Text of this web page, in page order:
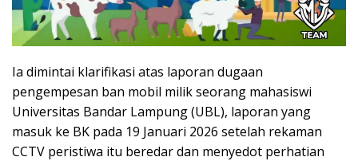
Ia dimintai klarifikasi atas laporan dugaan
pengempesan ban mobil milik seorang mahasiswi
Universitas Bandar Lampung (UBL), laporan yang
masuk ke BK pada 19 Januari 2026 setelah rekaman
CCTV peristiwa itu beredar dan menyedot perhatian